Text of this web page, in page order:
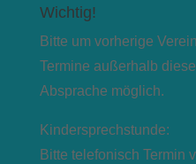
Wichtig!
Bitte um vorherige
Termine außerhalb
Absprache möglich.
Kindersprechstunde:
Bitte telefonisch Termin